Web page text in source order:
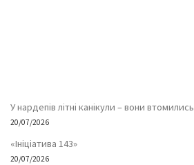
У нардепів літні канікули – вони втомились
20/07/2026
«Ініціатива 143»
20/07/2026